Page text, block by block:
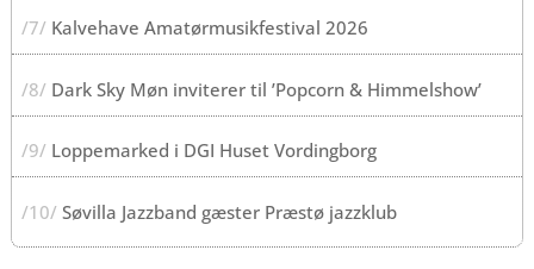
/7/ Kalvehave Amatørmusikfestival 2026
/8/ Dark Sky Møn inviterer til ’Popcorn & Himmelshow’
/9/ Loppemarked i DGI Huset Vordingborg
/10/ Søvilla Jazzband gæster Præstø jazzklub